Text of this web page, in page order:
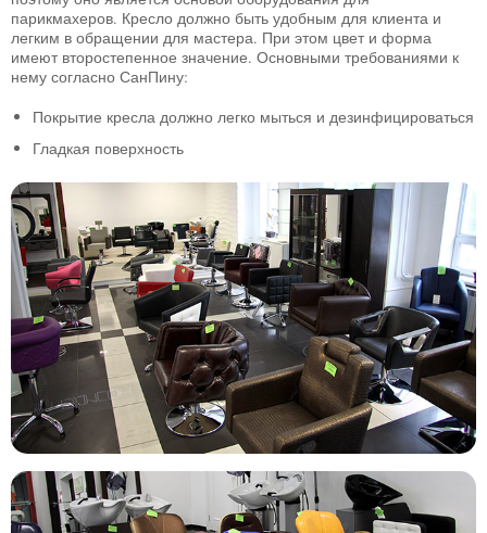
парикмахеров. Кресло должно быть удобным для клиента и
легким в обращении для мастера. При этом цвет и форма
имеют второстепенное значение. Основными требованиями к
нему согласно СанПину:
Покрытие кресла должно легко мыться и дезинфицироваться
Гладкая поверхность